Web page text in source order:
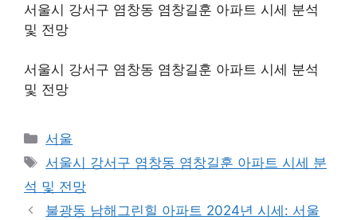
서울시 강서구 염창동 염창길훈 아파트 시세 분석
및 전망
서울시 강서구 염창동 염창길훈 아파트 시세 분석
및 전망
Categories
서울
Tags
서울시 강서구 염창동 염창길훈 아파트 시세 분
석 및 전망
불광동 남해그린힐 아파트 2024년 시세: 서울